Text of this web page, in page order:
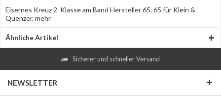
Eisernes Kreuz 2. Klasse am Band Hersteller 65. 65 für Klein &
Quenzer.mehr
Ähnliche Artikel
Sicherer und schneller Versand
NEWSLETTER